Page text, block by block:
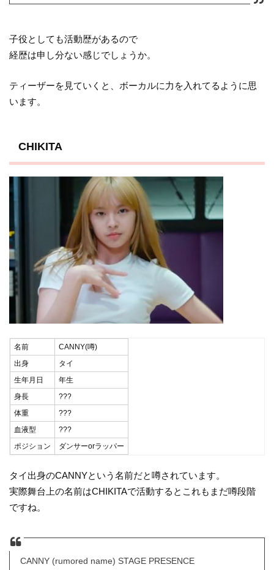
子役としても活動歴があるので
経歴は申し分ない感じでしょうか。
ティーザーを見ていくと、ボーカルに力を入れてるように思
います。
CHIKITA
名前
CANNY(噂)
出身
タイ
生年月日
年生
身長
???
体重
???
血液型
???
ポジション
ダンサーorラッパー
タイ出身のCANNYという名前だと噂されています。
実際舞台上の名前はCHIKITAで活動するとこれもまだ噂段階
ですね。
CANNY (rumored name) STAGE PRESENCE